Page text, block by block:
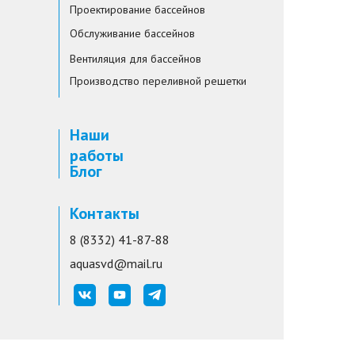
Проектирование бассейнов
Обслуживание бассейнов
Вентиляция для бассейнов
Производство переливной решетки
Наши
работы
Блог
Контакты
8 (8332) 41-87-88
aquasvd@mail.ru